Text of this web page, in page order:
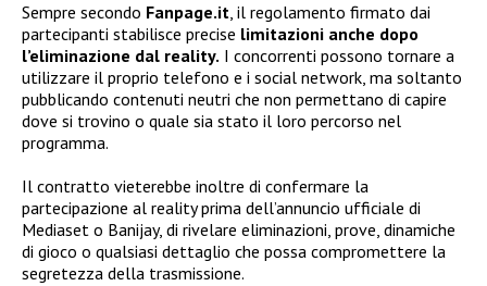
Sempre secondo Fanpage.it, il regolamento firmato dai
partecipanti stabilisce precise limitazioni anche dopo
l’eliminazione dal reality. I concorrenti possono tornare a
utilizzare il proprio telefono e i social network, ma soltanto
pubblicando contenuti neutri che non permettano di capire
dove si trovino o quale sia stato il loro percorso nel
programma.
Il contratto vieterebbe inoltre di confermare la
partecipazione al reality prima dell’annuncio ufficiale di
Mediaset o Banijay, di rivelare eliminazioni, prove, dinamiche
di gioco o qualsiasi dettaglio che possa compromettere la
segretezza della trasmissione.